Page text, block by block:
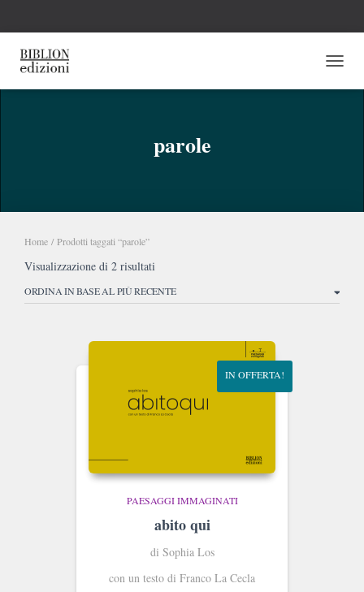
parole
Home / Prodotti taggati “parole”
Visualizzazione di 2 risultati
base
IN OFFERTA!
PAESAGGI IMMAGINATI
abito qui
di Sophia Los
con un testo di Franco La Cecla